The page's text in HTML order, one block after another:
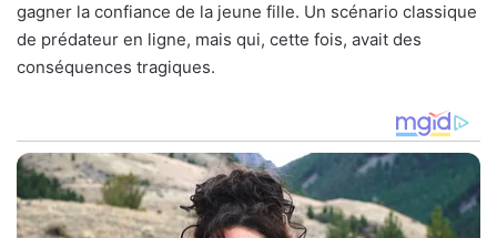
gagner la confiance de la jeune fille. Un scénario classique
de prédateur en ligne, mais qui, cette fois, avait des
conséquences tragiques.